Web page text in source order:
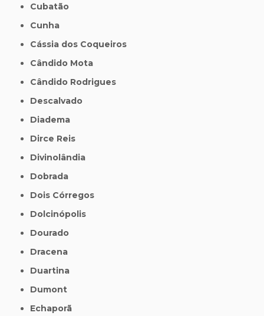
Cubatão
Cunha
Cássia dos Coqueiros
Cândido Mota
Cândido Rodrigues
Descalvado
Diadema
Dirce Reis
Divinolândia
Dobrada
Dois Córregos
Dolcinópolis
Dourado
Dracena
Duartina
Dumont
Echaporã